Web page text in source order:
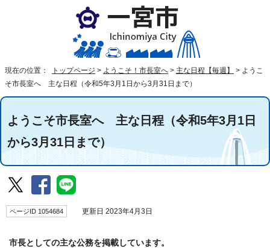
現在の位置： トップページ > ようこそ！市長室へ > 主な日程【毎週】 > ようこ
そ市長室へ 主な日程（令和5年3月1日から3月31日まで）
ようこそ市長室へ 主な日程（令和5年3月1日
から3月31日まで）
ページID 1054684 更新日 2023年4月3日
市長としての主な公務を掲載しています。